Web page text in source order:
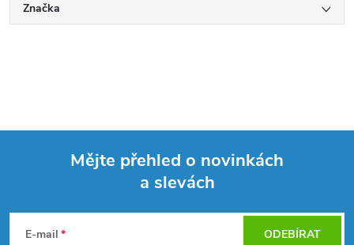
Značka
Mějte přehled o novinkách
a slevách
E-mail ODEBÍRAT